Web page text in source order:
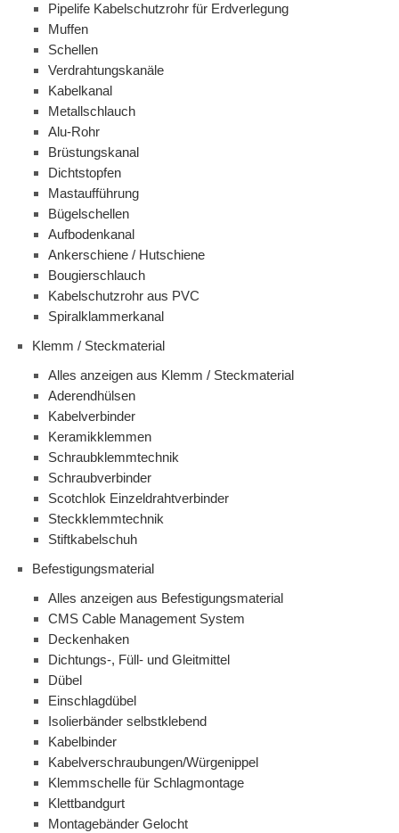
Pipelife Kabelschutzrohr für Erdverlegung
Muffen
Schellen
Verdrahtungskanäle
Kabelkanal
Metallschlauch
Alu-Rohr
Brüstungskanal
Dichtstopfen
Mastaufführung
Bügelschellen
Aufbodenkanal
Ankerschiene / Hutschiene
Bougierschlauch
Kabelschutzrohr aus PVC
Spiralklammerkanal
Klemm / Steckmaterial
Alles anzeigen aus Klemm / Steckmaterial
Aderendhülsen
Kabelverbinder
Keramikklemmen
Schraubklemmtechnik
Schraubverbinder
Scotchlok Einzeldrahtverbinder
Steckklemmtechnik
Stiftkabelschuh
Befestigungsmaterial
Alles anzeigen aus Befestigungsmaterial
CMS Cable Management System
Deckenhaken
Dichtungs-, Füll- und Gleitmittel
Dübel
Einschlagdübel
Isolierbänder selbstklebend
Kabelbinder
Kabelverschraubungen/Würgenippel
Klemmschelle für Schlagmontage
Klettbandgurt
Montagebänder Gelocht